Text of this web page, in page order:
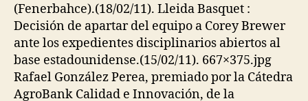
(Fenerbahce).(18/02/11). Lleida Basquet :
Decisión de apartar del equipo a Corey Brewer
ante los expedientes disciplinarios abiertos al
base estadounidense.(15/02/11). 667×375.jpg
Rafael González Perea, premiado por la Cátedra
AgroBank Calidad e Innovación, de la